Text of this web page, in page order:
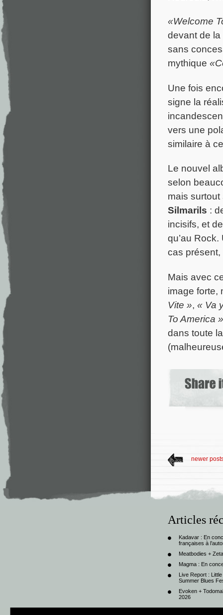
«Welcome
devant de la
sans
mythique
Une fois
signe la
vers une
similaire à
Le nouvel
selon
mais surtout
Silmarils :
incisifs, et
qu’au
cas
Mais avec
image forte,
Vite », « Va
To America »
dans toute
newer
Articles
Kadavar : En
françaises à
Meatbodies +
Magma : En
Live Report :
Summer Blues
Evoken +
2026